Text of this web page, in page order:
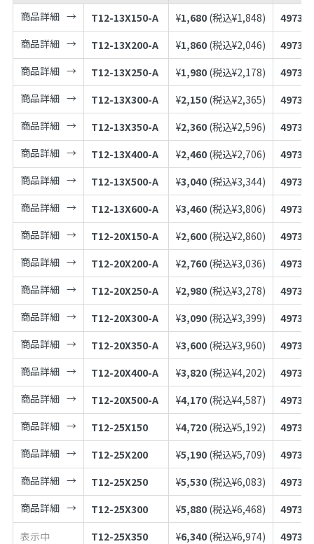
商品詳細
T12-13X150-A ¥1,680 (税込¥1,848)
商品詳細
T12-13X200-A ¥1,860 (税込¥2,046)
商品詳細
T12-13X250-A ¥1,980 (税込¥2,178)
商品詳細
T12-13X300-A ¥2,150 (税込¥2,365)
商品詳細
T12-13X350-A ¥2,360 (税込¥2,596)
商品詳細
T12-13X400-A ¥2,460 (税込¥2,706)
商品詳細
T12-13X500-A ¥3,040 (税込¥3,344)
商品詳細
T12-13X600-A ¥3,460 (税込¥3,806)
商品詳細
T12-20X150-A ¥2,600 (税込¥2,860)
商品詳細
T12-20X200-A ¥2,760 (税込¥3,036)
商品詳細
T12-20X250-A ¥2,980 (税込¥3,278)
商品詳細
T12-20X300-A ¥3,090 (税込¥3,399)
商品詳細
T12-20X350-A ¥3,600 (税込¥3,960)
商品詳細
T12-20X400-A ¥3,820 (税込¥4,202)
商品詳細
T12-20X500-A ¥4,170 (税込¥4,587)
商品詳細
T12-25X150 ¥4,720 (税込¥5,192)
商品詳細
T12-25X200 ¥5,190 (税込¥5,709)
商品詳細
T12-25X250 ¥5,530 (税込¥6,083)
商品詳細
T12-25X300 ¥5,880 (税込¥6,468)
表示中
T12-25X350 ¥6,340 (税込¥6,974)